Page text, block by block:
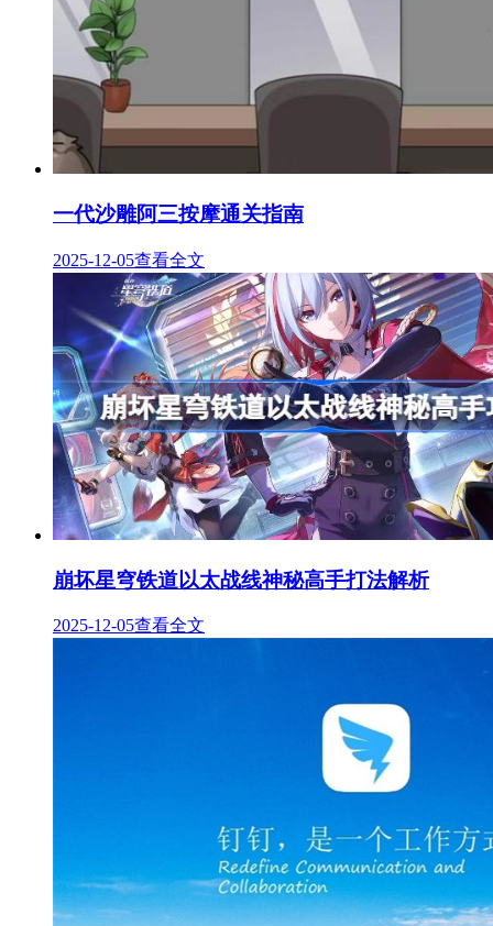
一代沙雕阿三按摩通关指南
2025-12-05查看全文
崩坏星穹铁道以太战线神秘高手打法解析
2025-12-05查看全文